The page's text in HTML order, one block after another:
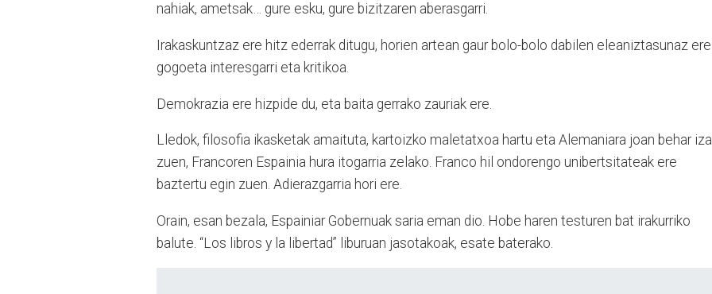
nahiak, ametsak… gure esku, gure bizitzaren aberasgarri.
Irakaskuntzaz ere hitz ederrak ditugu, horien artean gaur bolo-bolo dabilen eleaniztasunaz ere
gogoeta interesgarri eta kritikoa.
Demokrazia ere hizpide du, eta baita gerrako zauriak ere.
Lledok, filosofia ikasketak amaituta, kartoizko maletatxoa hartu eta Alemaniara joan behar
zuen, Francoren Espainia hura itogarria zelako. Franco hil ondorengo unibertsitateak ere
baztertu egin zuen. Adierazgarria hori ere.
Orain, esan bezala, Espainiar Gobernuak saria eman dio. Hobe haren testuren bat irakurriko
balute. “Los libros y la libertad” liburuan jasotakoak, esate baterako.